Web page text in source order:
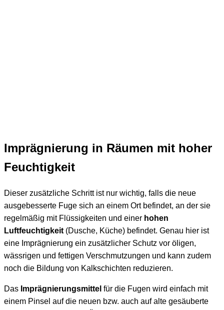
Imprägnierung in Räumen mit hoher
Feuchtigkeit
Dieser zusätzliche Schritt ist nur wichtig, falls die neue
ausgebesserte Fuge sich an einem Ort befindet, an der sie
regelmäßig mit Flüssigkeiten und einer hohen
Luftfeuchtigkeit (Dusche, Küche) befindet. Genau hier ist
eine Imprägnierung ein zusätzlicher Schutz vor öligen,
wässrigen und fettigen Verschmutzungen und kann zudem
noch die Bildung von Kalkschichten reduzieren.
Das Imprägnierungsmittel für die Fugen wird einfach mit
einem Pinsel auf die neuen bzw. auch auf alte gesäuberte